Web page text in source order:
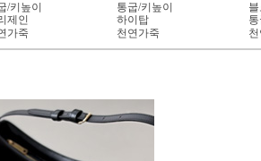
/키높이
제인
가죽
통굽/키높이
하이탑
천연가죽